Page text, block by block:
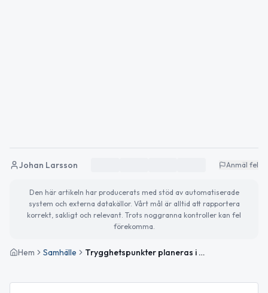
Johan Larsson Anmäl fel
Den här artikeln har producerats med stöd av automatiserade
system och externa datakällor. Vårt mål är alltid att rapportera
korrekt, sakligt och relevant. Trots noggranna kontroller kan fel
förekomma.
Hem Samhälle Trygghetspunkter planeras i sju orter i Gislaved